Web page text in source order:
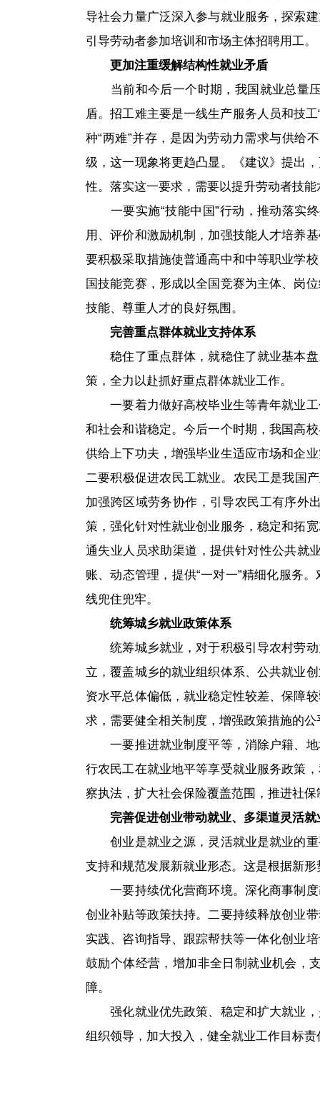
导社会力量广泛深入参与就业服务，探索
引导劳动者参加培训和市场主体招聘用工。
更加注重缓解结构性就业矛盾
当前和今后一个时期，我国就业总量
盾。招工难主要是一线生产服务人员和技
种“两难”并存，是因为劳动力需求与供给
级，这一现象将更趋凸显。《建议》提出
性。落实这一要求，需要以提升劳动者技
一要实施“技能中国”行动，推动落实
用、评价和激励机制，加强技能人才培养
要积极采取措施使普通高中和中等职业学
国技能竞赛，形成以全国竞赛为主体、岗
技能、尊重人才的良好氛围。
完善重点群体就业支持体系
稳住了重点群体，就稳住了就业基本
策，全力以赴抓好重点群体就业工作。
一要着力做好高校毕业生等青年就业
和社会和谐稳定。今后一个时期，我国高
供给上下功夫，增强毕业生适应市场和企
二要积极促进农民工就业。农民工是我国
加强跨区域劳务协作，引导农民工有序外
策，强化针对性就业创业服务，稳定和拓
通失业人员求助渠道，提供针对性公共就
账、动态管理，提供“一对一”精细化服务
线兜住兜牢。
统筹城乡就业政策体系
统筹城乡就业，对于积极引导农村劳
立，覆盖城乡的就业组织体系、公共就业
资水平总体偏低，就业稳定性较差、保障
求，需要健全相关制度，增强政策措施的公
一要推进就业制度平等，消除户籍、
行农民工在就业地平等享受就业服务政策
察执法，扩大社会保险覆盖范围，推进社保
完善促进创业带动就业、多渠道灵活
创业是就业之源，灵活就业是就业的
支持和规范发展新就业形态。这是根据新
一要持续优化营商环境。深化商事制
创业补贴等政策扶持。二要持续释放创业
实践、咨询指导、跟踪帮扶等一体化创业
鼓励个体经营，增加非全日制就业机会，
障。
强化就业优先政策、稳定和扩大就业
组织领导，加大投入，健全就业工作目标